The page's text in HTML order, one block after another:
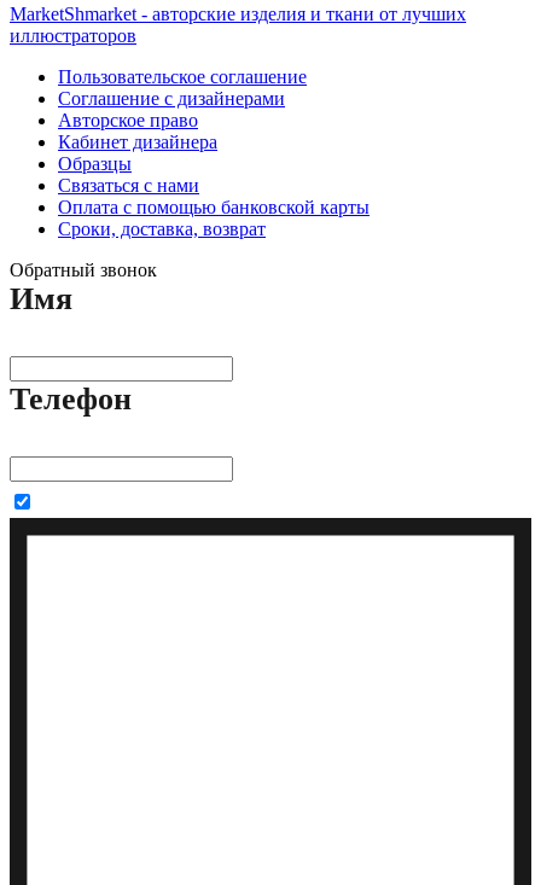
MarketShmarket - авторские изделия и ткани от лучших
иллюстраторов
Пользовательское соглашение
Соглашение с дизайнерами
Авторское право
Кабинет дизайнера
Образцы
Связаться с нами
Оплата с помощью банковской карты
Сроки, доставка, возврат
Обратный звонок
Имя
Телефон